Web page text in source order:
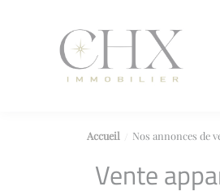
Accueil Nos annonces de
Vente